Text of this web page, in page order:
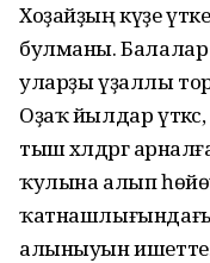
Хоҙайҙың күҙе
булманы.
уларҙы үҙаллы
Оҙаҡ йылдар үткәс,
тыш хәлдәргә
ҡулына алып һөйөү
ҡатнашлығындағы
алыныуын